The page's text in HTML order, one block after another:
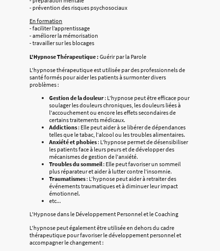
- prévention des risques psychosociaux
En formation
- faciliter l’apprentissage
- améliorer la mémorisation
- travailler sur les blocages
L'Hypnose Thérapeutique : Guérir par la Parole
L'hypnose thérapeutique est utilisée par des professionnels de
santé formés pour aider les patients à surmonter divers
problèmes :
Gestion de la douleur : L'hypnose peut être efficace pour
soulager les douleurs chroniques, les douleurs liées à
l'accouchement ou encore les effets secondaires de
certains traitements médicaux.
Addictions : Elle peut aider à se libérer de dépendances
telles que le tabac, l'alcool ou les troubles alimentaires.
Anxiété et phobies : L'hypnose permet de désensibiliser
les patients face à leurs peurs et de développer des
mécanismes de gestion de l'anxiété.
Troubles du sommeil: Elle peut favoriser un sommeil
plus réparateur et aider à lutter contre l'insomnie.
Traumatismes : L'hypnose peut aider à retraiter des
événements traumatiques et à diminuer leur impact
émotionnel.
etc...
L'Hypnose dans le Développement Personnel et le Coaching
L'hypnose peut également être utilisée en dehors du cadre
thérapeutique pour favoriser le développement personnel et
accompagner le changement :